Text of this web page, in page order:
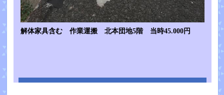
解体家具含む 作業運搬 北本団地5階 当時45.000円